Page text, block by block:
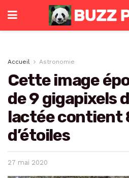
Accueil Astronomie
Cette image
de 9 gigapixels
lactée contient
d’étoiles
27 mai 2020